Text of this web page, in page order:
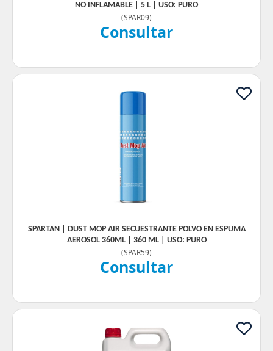
NO INFLAMABLE | 5 L | USO: PURO
(SPAR09)
Consultar
SPARTAN | DUST MOP AIR SECUESTRANTE POLVO EN ESPUMA
AEROSOL 360ML | 360 ML | USO: PURO
(SPAR59)
Consultar